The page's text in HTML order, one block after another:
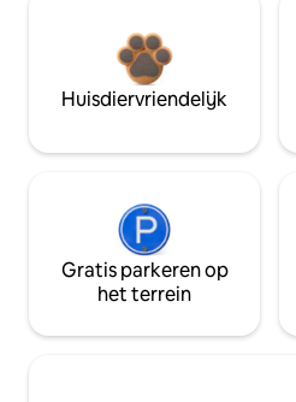
Huisdiervriendelijk
Gratis parkeren op
het terrein